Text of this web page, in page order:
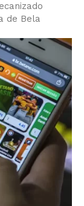
de Bela